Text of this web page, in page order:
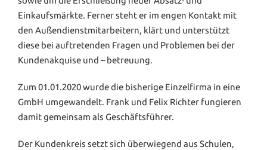
Einkaufsmärkte. Ferner steht er im engen Kontakt mit
den Außendienstmitarbeitern, klärt und unterstützt
diese bei auftretenden Fragen und Problemen bei der
Kundenakquise und – betreuung.
Zum 01.01.2020 wurde die bisherige Einzelfirma in eine
GmbH umgewandelt. Frank und Felix Richter fungieren
damit gemeinsam als Geschäftsführer.
Der Kundenkreis setzt sich überwiegend aus Schulen,